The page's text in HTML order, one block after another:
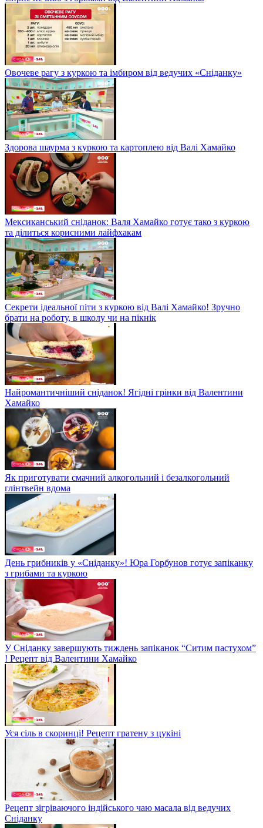
Овочеве рагу з куркою та імбиром від ведучих «Сніданку»
Здорова шаурма з куркою та картоплею від Валі Хамайко
Мексиканський сніданок: Валя Хамайко готує тако з куркою
та ділиться корисними лайфхакам
Секрети ідеальної піти з куркою від Валі Хамайко! Зручно
брати на роботу, в школу чи на пікнік
Найромантичніший сніданок! Ягідні грінки від Валентини
Хамайко
Як приготувати смачний алкогольний і безалкогольний
глінтвейн вдома
День грибників у «Сніданку»! Юра Горбунов готує запіканку
з грибами та куркою
У Сніданку завершують тиждень запіканок “Ситим пастухом”
! Рецепт від Валентини Хамайко
Уся сіль в скоринці! Рецепт гратену з цукіні
Рецепт зігріваючого індійського чаю масала від ведучих
Сніданку